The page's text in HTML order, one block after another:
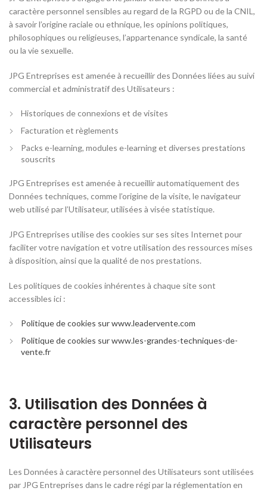
caractère personnel sensibles au regard de la RGPD ou de la CNIL,
à savoir l’origine raciale ou ethnique, les opinions politiques,
philosophiques ou religieuses, l’appartenance syndicale, la santé
ou la vie sexuelle.
JPG Entreprises est amenée à recueillir des Données liées au suivi
commercial et administratif des Utilisateurs :
Historiques de connexions et de visites
Facturation et règlements
Packs e-learning, modules e-learning et diverses prestations
souscrits
JPG Entreprises est amenée à recueillir automatiquement des
Données techniques, comme l’origine de la visite, le navigateur
web utilisé par l’Utilisateur, utilisées à visée statistique.
JPG Entreprises utilise des cookies sur ses sites Internet pour
faciliter votre navigation et votre utilisation des ressources mises
à disposition, ainsi que la qualité de nos prestations.
Les politiques de cookies inhérentes à chaque site sont
accessibles ici :
Politique de cookies sur www.leadervente.com
Politique de cookies sur www.les-grandes-techniques-de-
vente.fr
3. Utilisation des Données à
caractère personnel des
Utilisateurs
Les Données à caractère personnel des Utilisateurs sont utilisées
par JPG Entreprises dans le cadre régi par la réglementation en